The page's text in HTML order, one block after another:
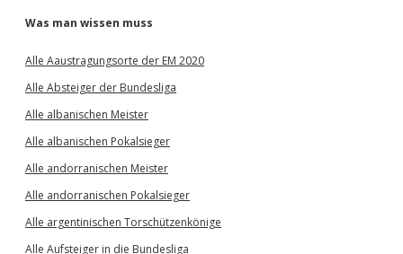
Was man wissen muss
Alle Aaustragungsorte der EM 2020
Alle Absteiger der Bundesliga
Alle albanischen Meister
Alle albanischen Pokalsieger
Alle andorranischen Meister
Alle andorranischen Pokalsieger
Alle argentinischen Torschützenkönige
Alle Aufsteiger in die Bundesliga